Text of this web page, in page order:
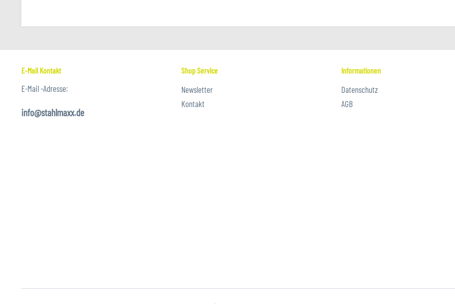
E-Mail Kontakt
E-Mail -Adresse:
info@stahlmaxx.de
Shop Service
Newsletter
Kontakt
Informationen
Datenschutz
AGB